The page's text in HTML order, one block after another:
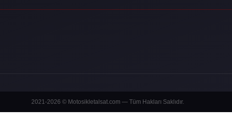
2021-2026 © Motosikletalsat.com — Tüm Hakları Saklıdır.